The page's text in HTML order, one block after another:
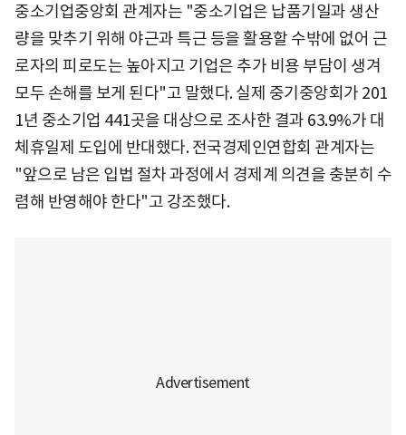
중소기업중앙회 관계자는 "중소기업은 납품기일과 생산
량을 맞추기 위해 야근과 특근 등을 활용할 수밖에 없어 근
로자의 피로도는 높아지고 기업은 추가 비용 부담이 생겨
모두 손해를 보게 된다"고 말했다. 실제 중기중앙회가 201
1년 중소기업 441곳을 대상으로 조사한 결과 63.9%가 대
체휴일제 도입에 반대했다. 전국경제인연합회 관계자는
"앞으로 남은 입법 절차 과정에서 경제계 의견을 충분히 수
렴해 반영해야 한다"고 강조했다.